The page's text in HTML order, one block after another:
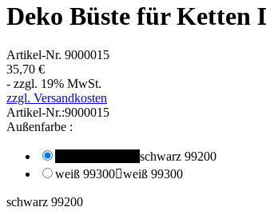
Deko Büste für Ketten
Artikel-Nr. 9000015
35,70 €
- zzgl. 19% MwSt.
zzgl. Versandkosten
Artikel-Nr.:9000015
Außenfarbe :
schwarz 99200
weiß 99300weiß 99300
schwarz 99200